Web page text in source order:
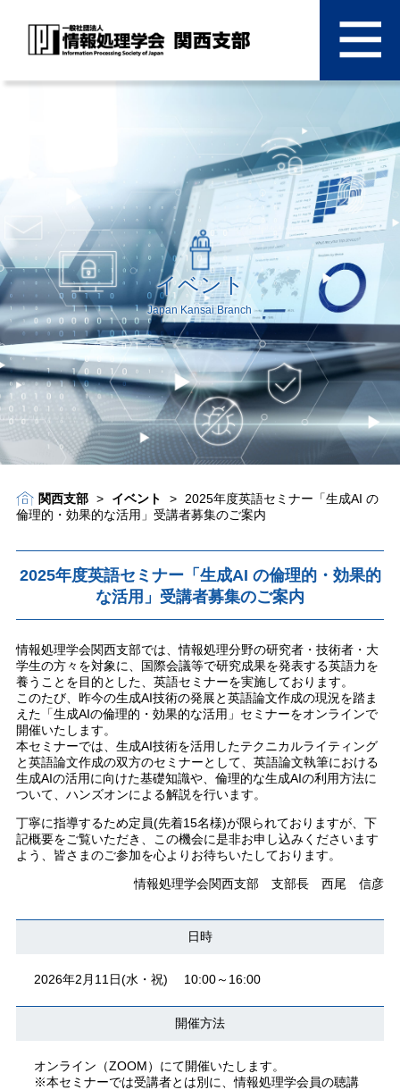
イベント
Japan Kansai Branch
関西支部 > イベント >
2025年度英語セミナー「⽣成AI の
倫理的・効果的な活⽤」受講者募集のご案内
2025年度英語セミナー「⽣成AI の倫理的・効果的
な活⽤」受講者募集のご案内
情報処理学会関西支部では、情報処理分野の研究者・技術者・大
学生の方々を対象に、国際会議等で研究成果を発表する英語力を
養うことを目的とした、英語セミナーを実施しております。
このたび、昨今の生成AI技術の発展と英語論文作成の現況を踏ま
えた「生成AIの倫理的・効果的な活用」セミナーをオンラインで
開催いたします。
本セミナーでは、生成AI技術を活用したテクニカルライティング
と英語論文作成の双方のセミナーとして、英語論文執筆における
生成AIの活用に向けた基礎知識や、倫理的な生成AIの利用方法に
ついて、ハンズオンによる解説を行います。
丁寧に指導するため定員(先着15名様)が限られておりますが、下
記概要をご覧いただき、この機会に是非お申し込みくださいます
よう、皆さまのご参加を心よりお待ちいたしております。
情報処理学会関西支部 支部長 西尾 信彦
日時
2026年2月11日(水・祝) 10:00～16:00
開催方法
オンライン（ZOOM）にて開催いたします。
※本セミナーでは受講者とは別に、情報処理学会員の聴講